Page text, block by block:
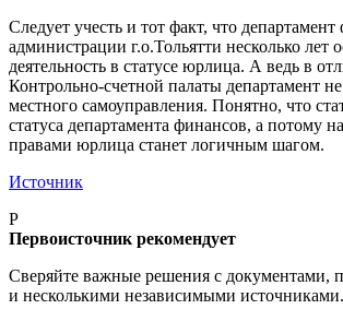
Следует учесть и тот факт, что
администрации г.о.Тольятти несколько лет
деятельность в статусе юрлица. А ведь в
Контрольно-счетной палаты департамент
местного самоуправления. Понятно, что
статуса департамента финансов, а потому
правами юрлица станет логичным шагом.
Источник
P
Первоисточник рекомендует
Сверяйте важные решения с документами,
и несколькими независимыми источниками.